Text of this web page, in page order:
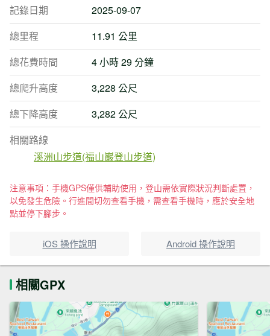
記錄日期
2025-09-07
總里程
11.91 公里
總花費時間
4 小時 29 分鐘
總爬升高度
3,228 公尺
總下降高度
3,282 公尺
相關路線
溪洲山步道(福山巖登山步道)
注意事項：手機GPS僅供輔助使用，登山需依實際狀況判斷處置，
以免發生危險。行進間切勿查看手機，需查看手機時，應於安全地
點並停下腳步。
iOS 操作說明 Android 操作說明
相關GPX